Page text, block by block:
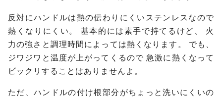
反対にハンドルは熱の伝わりにくいステンレスなので
熱くなりにくい。 基本的には素手で持てるけど、 火
力の強さと調理時間によっては熱くなります。 でも、
ジワジワと温度が上がってくるので 急激に熱くなって
ビックリすることはありませんよ。
ただ、ハンドルの付け根部分がちょっと洗いにくいの